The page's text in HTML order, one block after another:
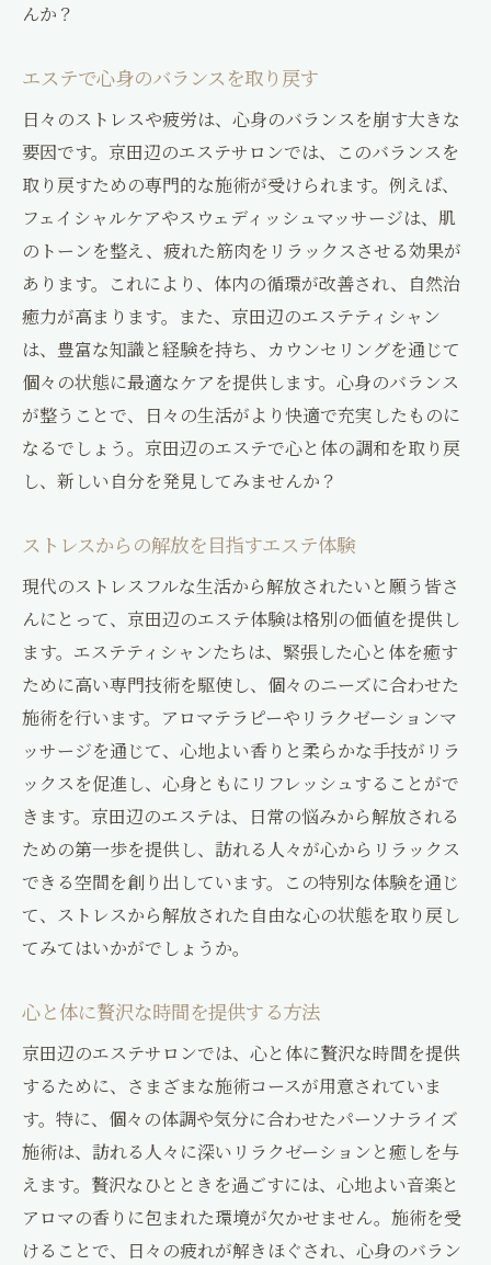
アロマテラピーとエステの相乗効果
リフレッシュ体験を得るためのアロマの使
い方
心温まる京田辺エステの施術でストレスを解消
する方法
心温まる施術がもたらす癒し効果
ストレス解消のためのエステ体験
京田辺エステでの心温まるひととき
心と体を癒すための施術の魅力
心身を軽くするためのリラックス方法
エステでストレスを解消する秘訣
京田辺エステで日常の喧騒を忘れ贅沢な癒しを
日常を忘れるための贅沢なエステ体験
京田辺エステでの非日常的な癒し
贅沢な時間を味わうためのエステ
日々の喧騒を忘れさせるエステの魅力
心と体を贅沢に癒すための方法
エステで贅沢なひとときを楽しむ
んか？
エステで心身のバランスを取り戻す
日々のストレスや疲労は、心身のバランスを崩す大きな
要因です。京田辺のエステサロンでは、このバランスを
取り戻すための専門的な施術が受けられます。例えば、
フェイシャルケアやスウェディッシュマッサージは、肌
のトーンを整え、疲れた筋肉をリラックスさせる効果が
あります。これにより、体内の循環が改善され、自然治
癒力が高まります。また、京田辺のエステティシャン
は、豊富な知識と経験を持ち、カウンセリングを通じて
個々の状態に最適なケアを提供します。心身のバランス
が整うことで、日々の生活がより快適で充実したものに
なるでしょう。京田辺のエステで心と体の調和を取り戻
し、新しい自分を発見してみませんか？
ストレスからの解放を目指すエステ体験
現代のストレスフルな生活から解放されたいと願う皆さ
んにとって、京田辺のエステ体験は格別の価値を提供し
ます。エステティシャンたちは、緊張した心と体を癒す
ために高い専門技術を駆使し、個々のニーズに合わせた
施術を行います。アロマテラピーやリラクゼーションマ
ッサージを通じて、心地よい香りと柔らかな手技がリラ
ックスを促進し、心身ともにリフレッシュすることがで
きます。京田辺のエステは、日常の悩みから解放される
ための第一歩を提供し、訪れる人々が心からリラックス
できる空間を創り出しています。この特別な体験を通じ
て、ストレスから解放された自由な心の状態を取り戻し
てみてはいかがでしょうか。
心と体に贅沢な時間を提供する方法
京田辺のエステサロンでは、心と体に贅沢な時間を提供
するために、さまざまな施術コースが用意されていま
す。特に、個々の体調や気分に合わせたパーソナライズ
施術は、訪れる人々に深いリラクゼーションと癒しを与
えます。贅沢なひとときを過ごすには、心地よい音楽と
アロマの香りに包まれた環境が欠かせません。施術を受
けることで、日々の疲れが解きほぐされ、心身のバラン